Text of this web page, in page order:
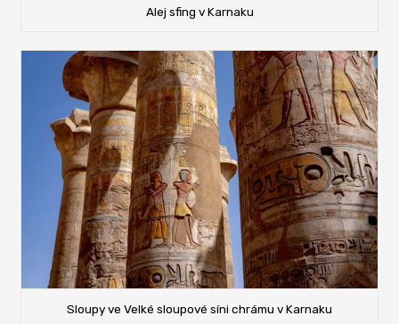
Alej sfing v Karnaku
Sloupy ve Velké sloupové síni chrámu v Karnaku